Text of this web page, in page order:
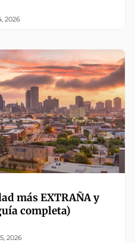
2026
más EXTRAÑA y
completa)
2026